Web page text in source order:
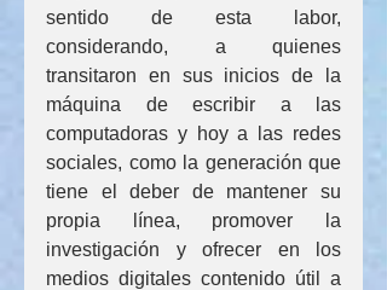
sentido de esta labor,
considerando, a quienes
transitaron en sus inicios de la
máquina de escribir a las
computadoras y hoy a las redes
sociales, como la generación que
tiene el deber de mantener su
propia línea, promover la
investigación y ofrecer en los
medios digitales contenido útil a